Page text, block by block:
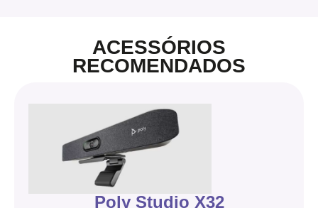
ACESSÓRIOS
RECOMENDADOS
Poly Studio X32